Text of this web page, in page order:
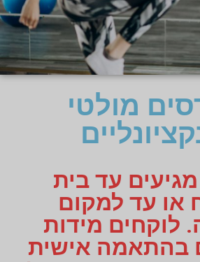
מולטי
עד בית
או עד למקום
לוקחים מידות
בהתאמה אישית